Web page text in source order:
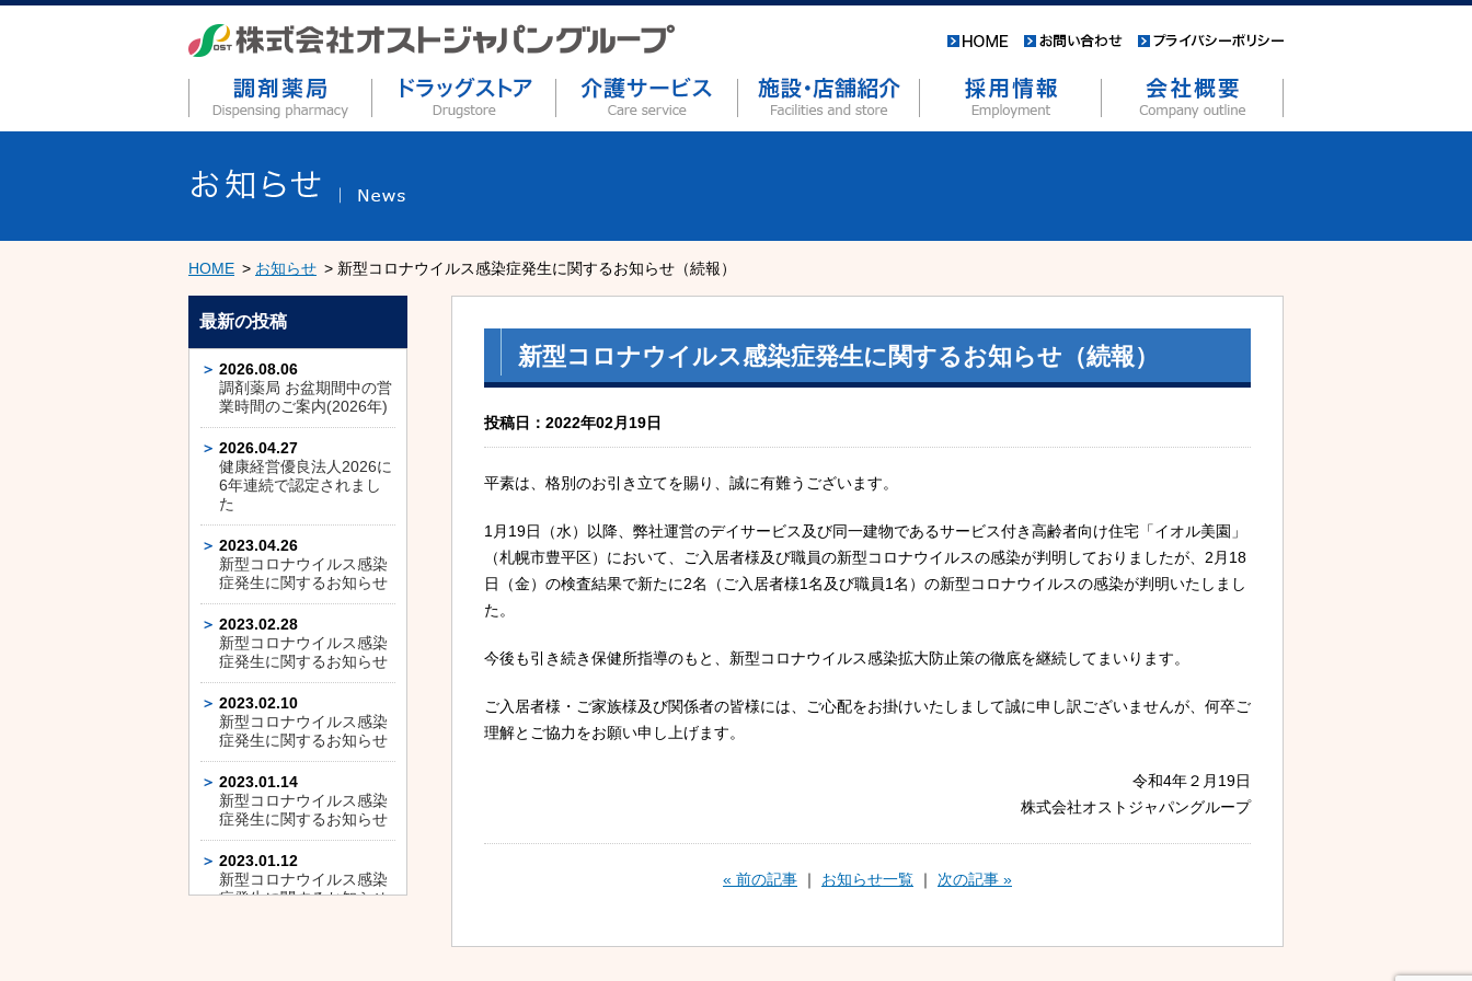
HOME お知らせ 新型コロナウイルス感染症発生に関するお知らせ（続報）
新型コロナウイルス感染症発生に関するお知らせ（続報）
投稿日：2022年02月19日
平素は、格別のお引き立てを賜り、誠に有難うございます。
1月19日（水）以降、弊社運営のデイサービス及び同一建物であるサービス付き高齢者向け住宅「イオル美園」
（札幌市豊平区）において、ご入居者様及び職員の新型コロナウイルスの感染が判明しておりましたが、2月18
日（金）の検査結果で新たに2名（ご入居者様1名及び職員1名）の新型コロナウイルスの感染が判明いたしまし
た。
今後も引き続き保健所指導のもと、新型コロナウイルス感染拡大防止策の徹底を継続してまいります。
ご入居者様・ご家族様及び関係者の皆様には、ご心配をお掛けいたしまして誠に申し訳ございませんが、何卒ご
理解とご協力をお願い申し上げます。
令和4年２月19日
株式会社オストジャパングループ
« 前の記事 ｜ お知らせ一覧 ｜ 次の記事 »
最新の投稿
2026.08.06
調剤薬局 お盆期間中の営
業時間のご案内(2026年)
2026.04.27
健康経営優良法人2026に
6年連続で認定されまし
た
2023.04.26
新型コロナウイルス感染
症発生に関するお知らせ
2023.02.28
新型コロナウイルス感染
症発生に関するお知らせ
2023.02.10
新型コロナウイルス感染
症発生に関するお知らせ
2023.01.14
新型コロナウイルス感染
症発生に関するお知らせ
2023.01.12
新型コロナウイルス感染
症発生に関するお知らせ